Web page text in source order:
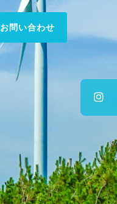
お問い合わせ